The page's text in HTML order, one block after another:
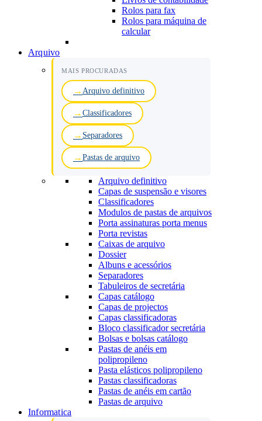
Rolos para fax
Rolos para máquina de
calcular
Arquivo
MAIS PROCURADAS
Arquivo definitivo
Classificadores
Separadores
Pastas de arquivo
Arquivo definitivo
Capas de suspensão e visores
Classificadores
Modulos de pastas de arquivos
Porta assinaturas porta menus
Porta revistas
Caixas de arquivo
Dossier
Albuns e acessórios
Separadores
Tabuleiros de secretária
Capas catálogo
Capas de projectos
Capas classificadoras
Bloco classificador secretária
Bolsas e bolsas catálogo
Pastas de anéis em
polipropileno
Pasta elásticos polipropileno
Pastas classificadoras
Pastas de anéis em cartão
Pastas de arquivo
Informatica